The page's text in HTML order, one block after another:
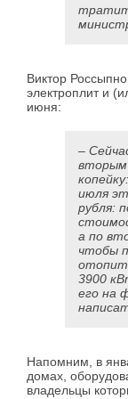
Виктор
электроплит и
июня:
–
вторым
июля
рубля:
а по
чтобы
3900
его на
Напомним, в
домах,
владельцы